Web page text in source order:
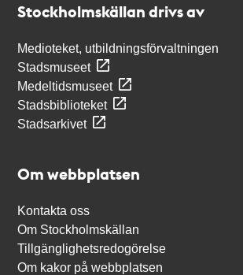
Stockholmskällan drivs av
Medioteket, utbildningsförvaltningen
Stadsmuseet
Medeltidsmuseet
Stadsbiblioteket
Stadsarkivet
Om webbplatsen
Kontakta oss
Om Stockholmskällan
Tillgänglighetsredogörelse
Om kakor på webbplatsen